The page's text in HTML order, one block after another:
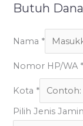
Butuh
Nama *
Nomor HP/WA *
Kota *
Pilih Jenis